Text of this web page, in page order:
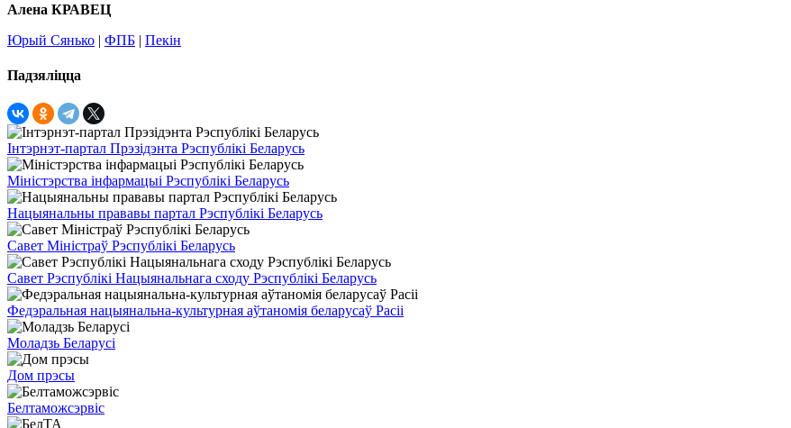
Алена КРАВЕЦ
Юрый Сянько | ФПБ | Пекін
Падзяліцца
Інтэрнэт-партал Прэзідэнта Рэспублікі Беларусь
Міністэрства інфармацыі Рэспублікі Беларусь
Нацыянальны прававы партал Рэспублікі Беларусь
Савет Міністраў Рэспублікі Беларусь
Савет Рэспублікі Нацыянальнага сходу Рэспублікі Беларусь
Федэральная нацыянальна-культурная аўтаномія беларусаў Расіі
Моладзь Беларусі
Дом прэсы
Белтаможсэрвіс